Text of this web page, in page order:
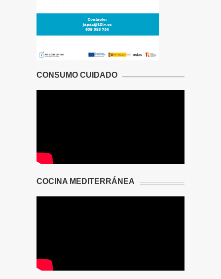
CONSUMO CUIDADO
COCINA MEDITERRÁNEA